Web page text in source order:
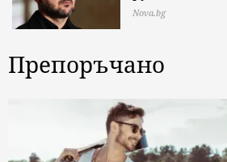
Nova.bg
Препоръчано